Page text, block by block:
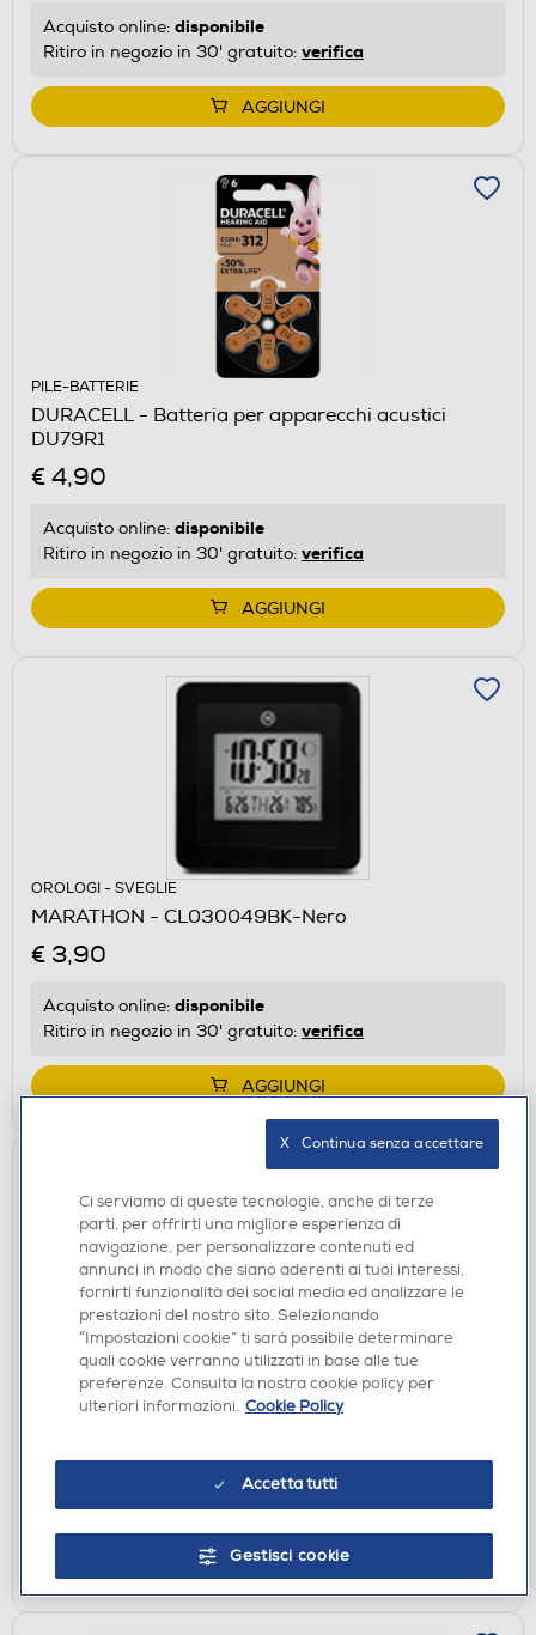
Acquisto online: disponibile
Ritiro in negozio in 30' gratuito: verifica
AGGIUNGI
PILE-BATTERIE
DURACELL - Batteria per apparecchi acustici
DU79R1
€ 4,90
Acquisto online: disponibile
Ritiro in negozio in 30' gratuito: verifica
AGGIUNGI
OROLOGI - SVEGLIE
MARATHON - CL030049BK-Nero
€ 3,90
Acquisto online: disponibile
Ritiro in negozio in 30' gratuito: verifica
AGGIUNGI
PILE-BATTERIE
DURACELL - ELECTRONICS CR20
disponibile
Ritiro in negozio in 30' gratuito:verifica
AGGIUNGI
Ci serviamo di queste tecnologie, anche di terze
parti, per offrirti una migliore esperienza di
navigazione, per personalizzare contenuti ed
annunci in modo che siano aderenti ai tuoi interessi,
fornirti funzionalità dei social media ed analizzare le
prestazioni del nostro sito. Selezionando
“Impostazioni cookie” ti sarà possibile determinare
quali cookie verranno utilizzati in base alle tue
preferenze. Consulta la nostra cookie policy per
ulteriori informazioni. Cookie Policy
Accetta tutti
Gestisci cookie
X   Continua senza accettare